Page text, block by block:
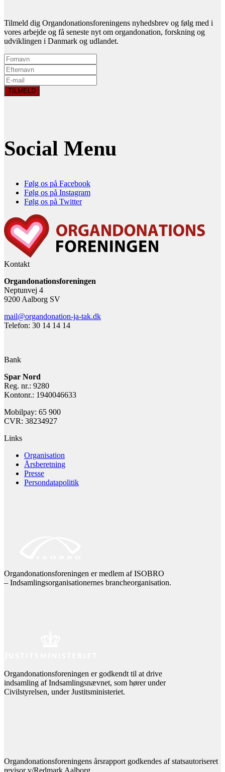
Tilmeld dig Organdonationsforeningens nyhedsbrev og følg med i
vores arbejde og få seneste nyt om organdonation, forskning og
udviklingen i Danmark og udlandet.
Social Menu
Følg os på Facebook
Følg os på Instagram
Følg os på Twitter
Kontakt
Organdonationsforeningen
Neptunvej 4
9200 Aalborg SV
mail@organdonation-ja-tak.dk
Telefon: 30 14 14 14
Bank
Spar Nord
Reg. nr.: 9280
Kontonr.: 1940046633
Mobilpay: 65 900
CVR: 38234927
Links
Organisation
Årsberetning
Presse
Persondatapolitik
Organdonationsforeningen er medlem af ISOBRO
– Indsamlingsorganisationernes brancheorganisation.
Organdonationsforeningen er godkendt til at drive
indsamling af Indsamlingsnævnet, som hører under
Civilstyrelsen, under Justitsministeriet.
Organdonationsforeningens årsrapport godkendes af statsautoriseret
revisor v/Redmark Aalborg.